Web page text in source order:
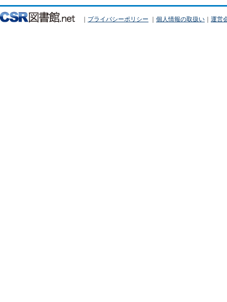
｜ プライバシーポリシー ｜ 個人情報の取扱い ｜ 運営